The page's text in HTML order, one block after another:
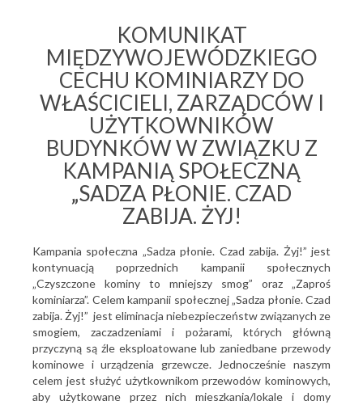
KOMUNIKAT
MIĘDZYWOJEWÓDZKIEGO
CECHU KOMINIARZY DO
WŁAŚCICIELI, ZARZĄDCÓW I
UŻYTKOWNIKÓW
BUDYNKÓW W ZWIĄZKU Z
KAMPANIĄ SPOŁECZNĄ
„SADZA PŁONIE. CZAD
ZABIJA. ŻYJ!
Kampania społeczna „Sadza płonie. Czad zabija. Żyj!” jest
kontynuacją poprzednich kampanii społecznych
„Czyszczone kominy to mniejszy smog” oraz „Zaproś
kominiarza”. Celem kampanii społecznej „Sadza płonie. Czad
zabija. Żyj!” jest eliminacja niebezpieczeństw związanych ze
smogiem, zaczadzeniami i pożarami, których główną
przyczyną są źle eksploatowane lub zaniedbane przewody
kominowe i urządzenia grzewcze. Jednocześnie naszym
celem jest służyć użytkownikom przewodów kominowych,
aby użytkowane przez nich mieszkania/lokale i domy